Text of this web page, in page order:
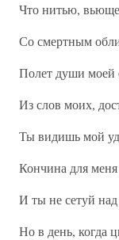
Что нитью,
Со смертным
Полет души моей
Из слов моих,
Ты видишь мой
Кончина для
И ты не сетуй
Но в день, когда